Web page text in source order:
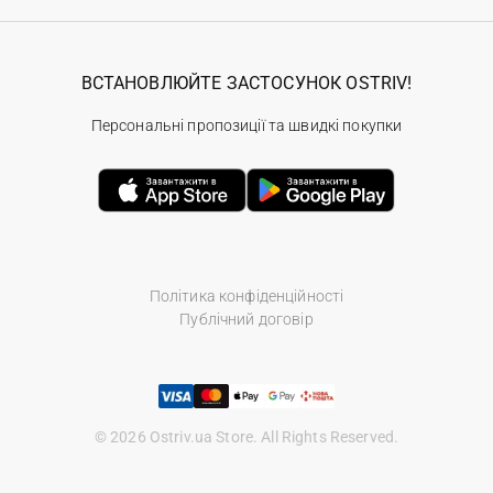
Політика конфіденційності
Публічний договір
© 2026 Ostriv.ua Store. All Rights Reserved.
ВСТАНОВЛЮЙТЕ ЗАСТОСУНОК OSTRIV!
Персональні пропозиції та швидкі покупки